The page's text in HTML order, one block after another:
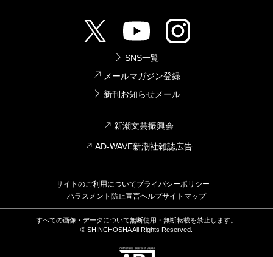
SNS一覧
メールマガジン登録
新刊お知らせメール
新潮文芸振興会
AD-WAVE新潮社雑誌広告
サイトのご利用についてプライバシーポリシー
ハラスメント防止宣言ヘルプサイトマップ
すべての画像・データについて無断使用・無断転載を禁止します。
© SHINCHOSHA All Rights Reserved.